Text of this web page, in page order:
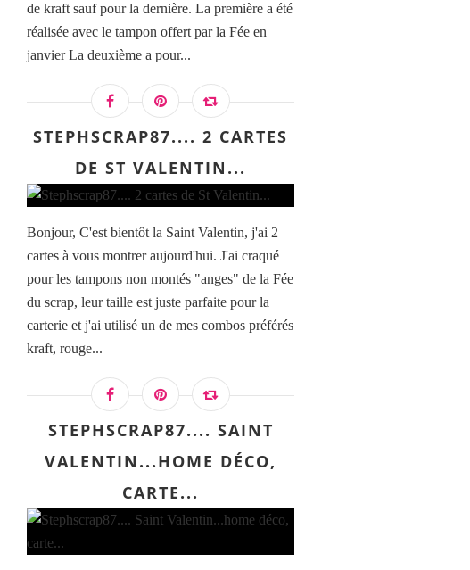
de kraft sauf pour la dernière. La première a été
réalisée avec le tampon offert par la Fée en
janvier La deuxième a pour...
STEPHSCRAP87.... 2 CARTES
DE ST VALENTIN...
Bonjour, C'est bientôt la Saint Valentin, j'ai 2
cartes à vous montrer aujourd'hui. J'ai craqué
pour les tampons non montés "anges" de la Fée
du scrap, leur taille est juste parfaite pour la
carterie et j'ai utilisé un de mes combos préférés
kraft, rouge...
STEPHSCRAP87.... SAINT
VALENTIN...HOME DÉCO,
CARTE...